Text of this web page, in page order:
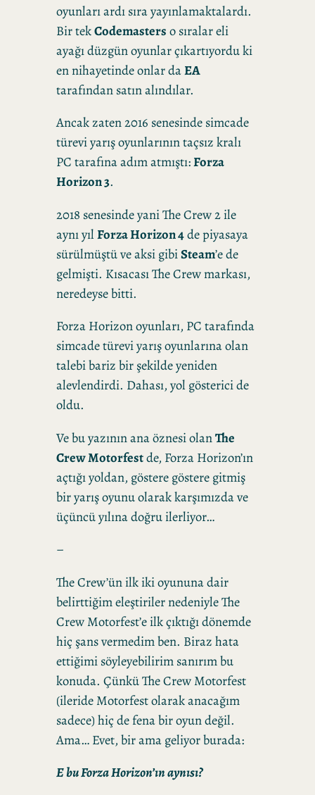
oyunları ardı sıra yayınlamaktalardı.
Bir tekCodemasters o sıralar eli
ayağı düzgün oyunlar çıkartıyordu ki
en nihayetinde onlar daEA
tarafından satın alındılar.
Ancak zaten 2016 senesinde simcade
türevi yarış oyunlarının taçsız kralı
PC tarafına adım atmıştı:Forza
Horizon 3.
2018 senesinde yani The Crew 2 ile
aynı yılForza Horizon 4de piyasaya
sürülmüştü ve aksi gibiSteam’e de
gelmişti. Kısacası The Crew markası,
neredeyse bitti.
Forza Horizon oyunları, PC tarafında
simcade türevi yarış oyunlarına olan
talebi bariz bir şekilde yeniden
alevlendirdi. Dahası, yol gösterici de
oldu.
Ve bu yazının ana öznesi olanThe
Crew Motorfestde, Forza Horizon’ın
açtığı yoldan, göstere göstere gitmiş
bir yarış oyunu olarak karşımızda ve
üçüncü yılına doğru ilerliyor…
–
The Crew’ün ilk iki oyununa dair
belirttiğim eleştiriler nedeniyle The
Crew Motorfest’e ilk çıktığı dönemde
hiç şans vermedim ben. Biraz hata
ettiğimi söyleyebilirim sanırım bu
konuda. Çünkü The Crew Motorfest
(ileride Motorfest olarak anacağım
sadece) hiç de fena bir oyun değil.
Ama… Evet, bir ama geliyor burada:
E bu Forza Horizon’ın aynısı?